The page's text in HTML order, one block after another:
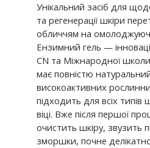
Унікальний засіб для
та регенерації шкіри
обличчям на
Ензимний гель —
CN та Міжнародної школи
має повністю
високоактивних
підходить для всіх типів
віці. Вже після першої
очистить шкіру, звузить
зморшки, почне